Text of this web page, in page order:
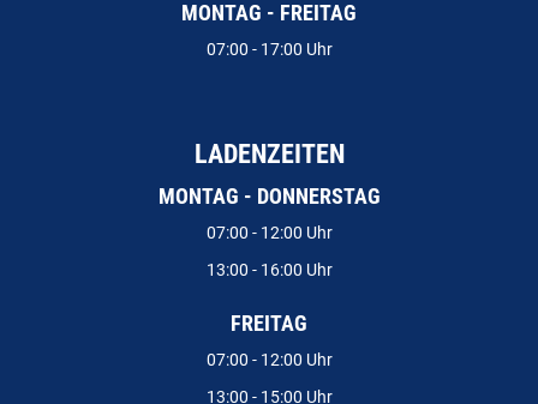
MONTAG - FREITAG
07:00 - 17:00 Uhr
LADENZEITEN
MONTAG - DONNERSTAG
07:00 - 12:00 Uhr
13:00 - 16:00 Uhr
FREITAG
07:00 - 12:00 Uhr
13:00 - 15:00 Uhr